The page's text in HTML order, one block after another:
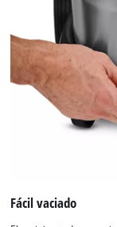
Fácil vaciado